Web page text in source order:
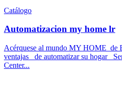
Catálogo
Automatizacion my home lr
Acérquese al mundo MY HOME de
ventajas de automatizar su hogar
Center...